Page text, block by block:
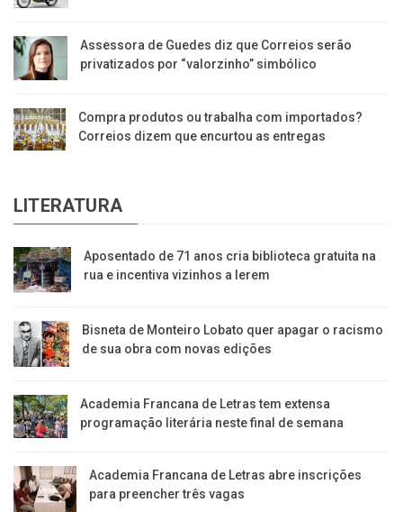
Assessora de Guedes diz que Correios serão
privatizados por “valorzinho” simbólico
Compra produtos ou trabalha com importados?
Correios dizem que encurtou as entregas
LITERATURA
Aposentado de 71 anos cria biblioteca gratuita na
rua e incentiva vizinhos a lerem
Bisneta de Monteiro Lobato quer apagar o racismo
de sua obra com novas edições
Academia Francana de Letras tem extensa
programação literária neste final de semana
Academia Francana de Letras abre inscrições
para preencher três vagas